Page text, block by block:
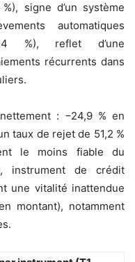
signe d’un système
automatiques
%), reflet d’une
récurrents dans
: −24,9 % en
taux de rejet de 51,2 %
le moins fiable du
instrument de crédit
une vitalité inattendue
montant), notamment